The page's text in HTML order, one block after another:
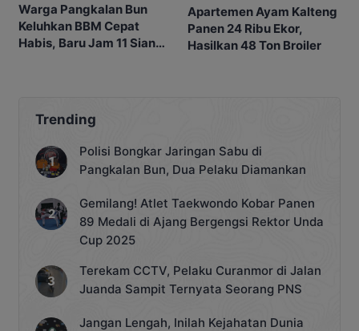
Warga Pangkalan Bun
Keluhkan BBM Cepat
Habis, Baru Jam 11 Siang
Apartemen Ayam Kalteng
Panen 24 Ribu Ekor,
Hasilkan 48 Ton Broiler
Trending
Polisi Bongkar Jaringan Sabu di
Pangkalan Bun, Dua Pelaku Diamankan
Gemilang! Atlet Taekwondo Kobar Panen
89 Medali di Ajang Bergengsi Rektor Unda
Cup 2025
Terekam CCTV, Pelaku Curanmor di Jalan
Juanda Sampit Ternyata Seorang PNS
Jangan Lengah, Inilah Kejahatan Dunia